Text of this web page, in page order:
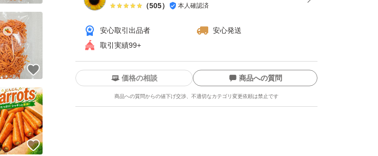
（505） 本人確認済
安心取引出品者
安心発送
取引実績99+
価格の相談 商品への質問
商品への質問からの値下げ交渉、不適切なカテゴリ変更依頼は禁止です
いいね！